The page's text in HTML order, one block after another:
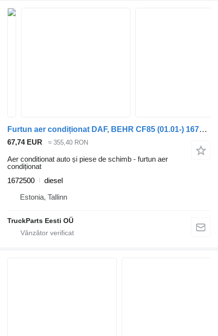
Furtun aer condiționat DAF, BEHR CF85 (01.01-) 1672500 pentru cap tractor DAF LF45, LF55, LF180, CF65, CF75, CF85 (2001-)
67,74 EUR ≈ 355,40 RON
Aer conditionat auto și piese de schimb - furtun aer
condiționat
1672500
diesel
Estonia, Tallinn
TruckParts Eesti OÜ